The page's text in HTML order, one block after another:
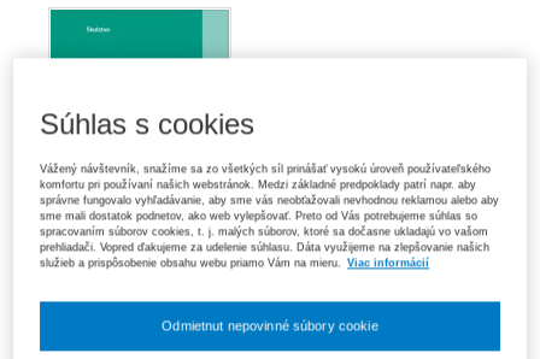
učiteľov
18,70 €
Súhlas s cookies
Vážený návštevník, snažíme sa zo všetkých síl prinášať vysokú úroveň používateľského
komfortu pri používaní našich webstránok. Medzi základné predpoklady patrí napr. aby
správne fungovalo vyhľadávanie, aby sme vás neobťažovali nevhodnou reklamou alebo aby
sme mali dostatok podnetov, ako web vylepšovať. Preto od Vás potrebujeme súhlas so
spracovaním súborov cookies, t. j. malých súborov, ktoré sa dočasne ukladajú vo vašom
prehliadači. Vopred ďakujeme za udelenie súhlasu. Dáta využijeme na zlepšovanie našich
služieb a prispôsobenie obsahu webu priamo Vám na mieru.
Viac informácií
Odmietnut nepovinné súbory cookie